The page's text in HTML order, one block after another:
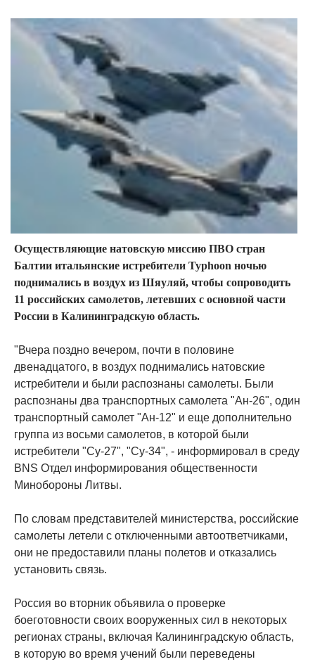
Осуществляющие натовскую миссию ПВО стран
Балтии итальянские истребители Typhoon ночью
поднимались в воздух из Шяуляй, чтобы сопроводить
11 российских самолетов, летевших с основной части
России в Калининградскую область.
"Вчера поздно вечером, почти в половине
двенадцатого, в воздух поднимались натовские
истребители и были распознаны самолеты. Были
распознаны два транспортных самолета "Ан-26", один
транспортный самолет "Ан-12" и еще дополнительно
группа из восьми самолетов, в которой были
истребители "Су-27", "Су-34", - информировал в среду
BNS Отдел информирования общественности
Минобороны Литвы.
По словам представителей министерства, российские
самолеты летели с отключенными автоответчиками,
они не предоставили планы полетов и отказались
установить связь.
Россия во вторник объявила о проверке
боеготовности своих вооруженных сил в некоторых
регионах страны, включая Калининградскую область,
в которую во время учений были переведены